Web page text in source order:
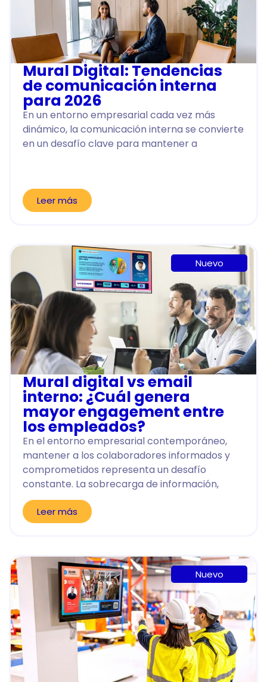
Mural Digital: Tendencias
de comunicación interna
para 2026
En un entorno empresarial cada vez más
dinámico, la comunicación interna se convierte
en un desafío clave para mantener a
Leer más
Nuevo
Mural digital vs email
interno: ¿Cuál genera
mayor engagement entre
los empleados?
En el entorno empresarial contemporáneo,
mantener a los colaboradores informados y
comprometidos representa un desafío
constante. La sobrecarga de información,
Leer más
Nuevo